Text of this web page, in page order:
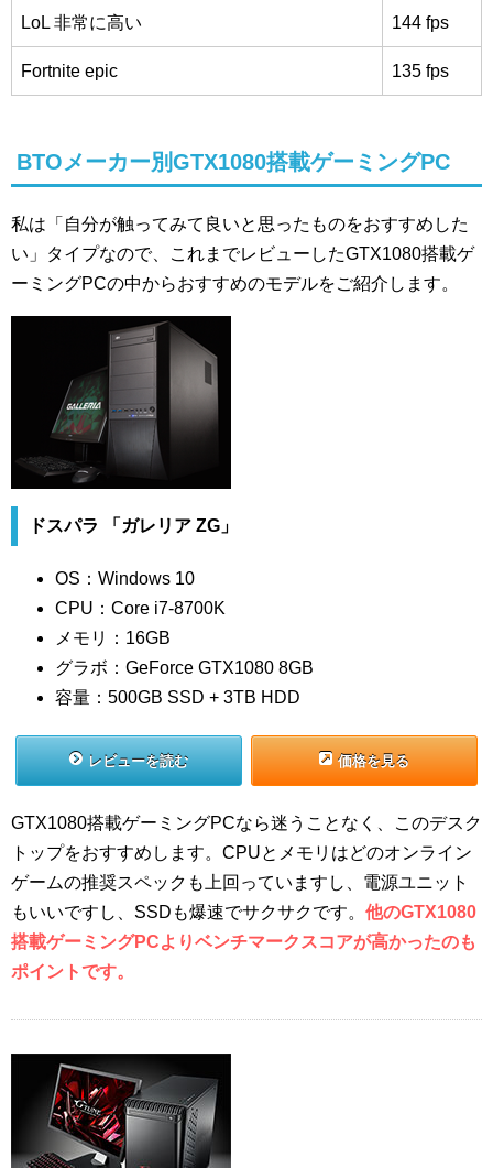
LoL 非常に高い 144 fps
Fortnite epic 135 fps
BTOメーカー別GTX1080搭載ゲーミングPC
私は「自分が触ってみて良いと思ったものをおすすめした
い」タイプなので、これまでレビューしたGTX1080搭載ゲ
ーミングPCの中からおすすめのモデルをご紹介します。
ドスパラ 「ガレリア ZG」
OS：Windows 10
CPU：Core i7-8700K
メモリ：16GB
グラボ：GeForce GTX1080 8GB
容量：500GB SSD + 3TB HDD
レビューを読む 価格を見る
GTX1080搭載ゲーミングPCなら迷うことなく、このデスク
トップをおすすめします。CPUとメモリはどのオンライン
ゲームの推奨スペックも上回っていますし、電源ユニット
もいいですし、SSDも爆速でサクサクです。 他のGTX1080
搭載ゲーミングPCよりベンチマークスコアが高かったのも
ポイントです。